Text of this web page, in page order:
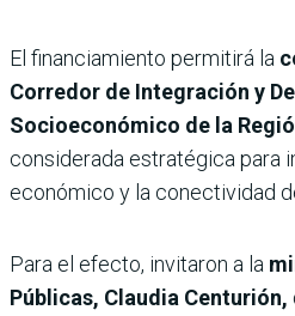
El financiamiento permitirá la
Corredor de Integración y
Socioeconómico de la
considerada estratégica para
económico y la conectividad
Para el efecto, invitaron a la
Públicas, Claudia Centurión,